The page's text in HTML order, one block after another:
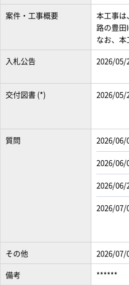
案件・工事概要
本工事は
路の豊田
なお、本
入札公告
2026/05/
交付図書 (*)
2026/05/
質問
2026/06/
2026/06/
2026/06/
2026/07/
その他
2026/07/
備考
******